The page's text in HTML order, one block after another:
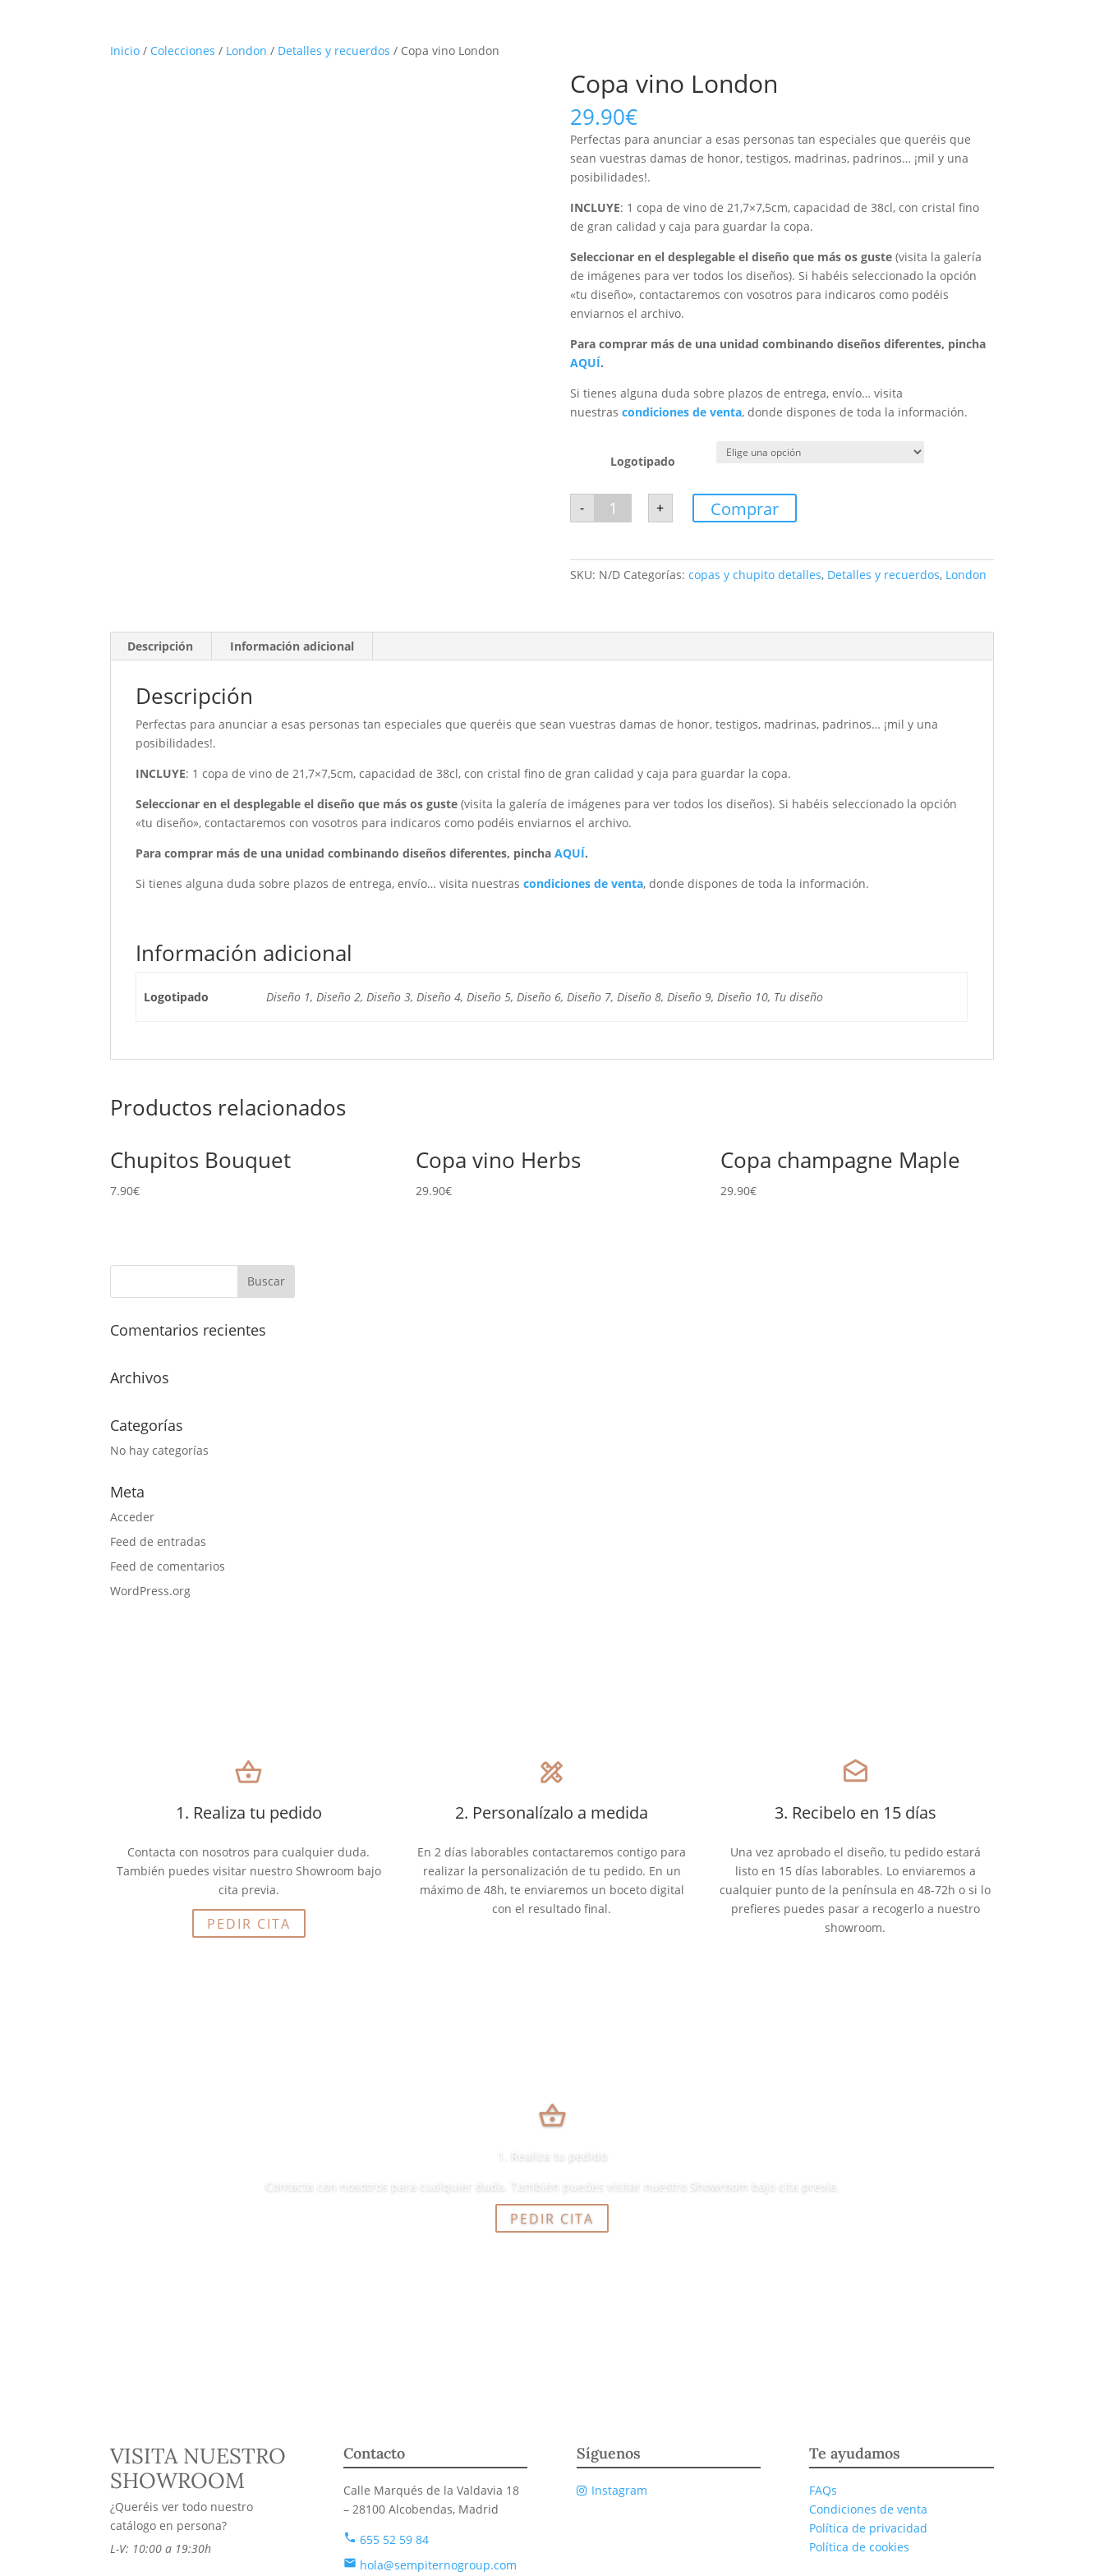
Inicio / Colecciones / London / Detalles y recuerdos / Copa vino London
Copa vino London
29.90€
Perfectas para anunciar a esas personas tan especiales que queréis que
sean vuestras damas de honor, testigos, madrinas, padrinos… ¡mil y una
posibilidades!.
INCLUYE: 1 copa de vino de 21,7×7,5cm, capacidad de 38cl, con cristal fino
de gran calidad y caja para guardar la copa.
Seleccionar en el desplegable el diseño que más os guste(visita la galería
de imágenes para ver todos los diseños). Si habéis seleccionado la opción
«tu diseño», contactaremos con vosotros para indicaros como podéis
enviarnos el archivo.
Para comprar más de una unidad combinando diseños diferentes, pincha
AQUÍ.
Si tienes alguna duda sobre plazos de entrega, envío… visita
nuestras condiciones de venta, donde dispones de toda la información.
Logotipado
-
Copa
vino
London
+ Comprar
SKU: N/D Categorías: copas y chupito detalles, Detalles y recuerdos, London
Descripción Información adicional
Descripción
Perfectas para anunciar a esas personas tan especiales que queréis que sean vuestras damas de honor, testigos, madrinas, padrinos… ¡mil y una
posibilidades!.
INCLUYE: 1 copa de vino de 21,7×7,5cm, capacidad de 38cl, con cristal fino de gran calidad y caja para guardar la copa.
Seleccionar en el desplegable el diseño que más os guste (visita la galería de imágenes para ver todos los diseños). Si habéis seleccionado la opción
«tu diseño», contactaremos con vosotros para indicaros como podéis enviarnos el archivo.
Para comprar más de una unidad combinando diseños diferentes, pinchaAQUÍ.
Si tienes alguna duda sobre plazos de entrega, envío… visita nuestras condiciones de venta, donde dispones de toda la información.
Información adicional
Logotipado Diseño 1, Diseño 2, Diseño 3, Diseño 4, Diseño 5, Diseño 6, Diseño 7, Diseño 8, Diseño 9, Diseño 10, Tu diseño
Productos relacionados
Chupitos Bouquet
7.90€
Copa vino Herbs
29.90€
Copa champagne Maple
29.90€
Comentarios recientes
Archivos
Categorías
No hay categorías
Meta
Acceder
Feed de entradas
Feed de comentarios
WordPress.org
shopping_basket
1. Realiza tu pedido
Contacta con nosotros para cualquier duda.
También puedes visitar nuestro Showroom bajo
cita previa.
PEDIR CITA
design_services
2. Personalízalo a medida
En 2 días laborables contactaremos contigo para
realizar la personalización de tu pedido. En un
máximo de 48h, te enviaremos un boceto digital
con el resultado final.
drafts
3. Recibelo en 15 días
Una vez aprobado el diseño, tu pedido estará
listo en 15 días laborables. Lo enviaremos a
cualquier punto de la península en 48-72h o si lo
prefieres puedes pasar a recogerlo a nuestro
showroom.
shopping_basket
1. Realiza tu pedido
Contacta con nosotros para cualquier duda. También puedes visitar nuestro Showroom bajo cita previa.
PEDIR CITA
VISITA NUESTRO
SHOWROOM
¿Queréis ver todo nuestro
catálogo en persona?
L-V: 10:00 a 19:30h
Contacto
Calle Marqués de la Valdavia 18
– 28100 Alcobendas, Madrid
phone 655 52 59 84
email hola@sempiternogroup.com
Síguenos
Instagram
Te ayudamos
FAQs
Condiciones de venta
Política de privacidad
Política de cookies